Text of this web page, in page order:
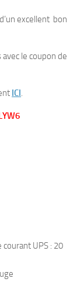
excellent bon
avec le coupon de
ICI.
UPS : 20